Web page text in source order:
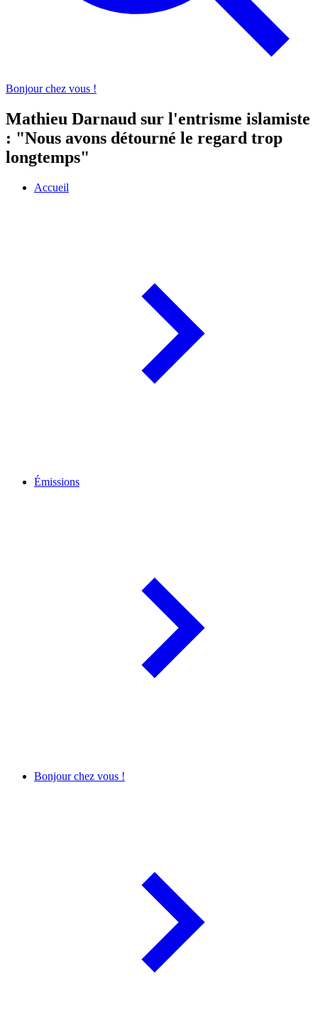
Bonjour chez vous !
Mathieu Darnaud sur l'entrisme islamiste
: "Nous avons détourné le regard trop
longtemps"
Accueil
Émissions
Bonjour chez vous !